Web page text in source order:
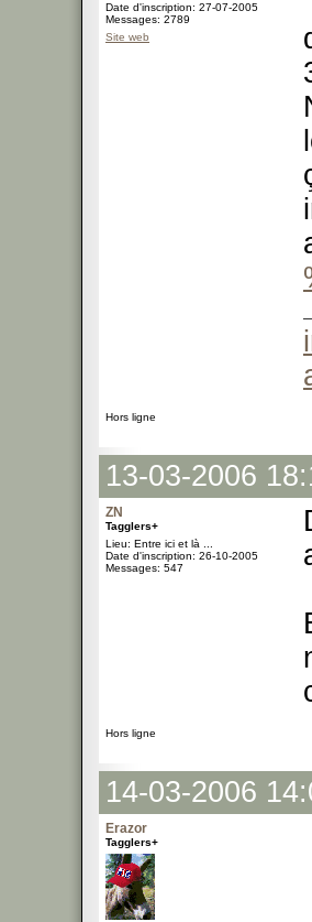
Date d'inscription: 27-07-2005
Messages: 2789
Site web
Hors ligne
13-03-2006
ZN
Tagglers+
Lieu: Entre ici et là ...
Date d'inscription: 26-10-2005
Messages: 547
Hors ligne
14-03-2006
Erazor
Tagglers+